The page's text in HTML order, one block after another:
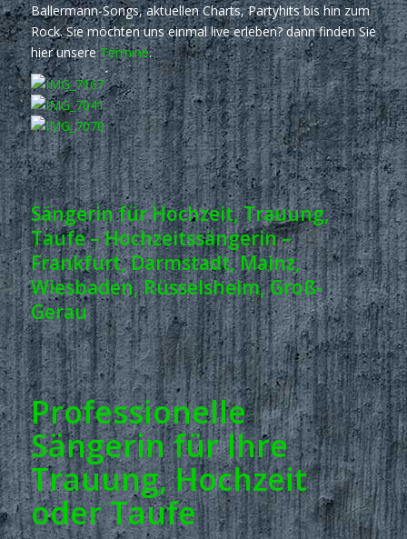
Ballermann-Songs, aktuellen Charts, Partyhits bis hin zum
Rock. Sie möchten uns einmal live erleben? dann finden Sie
hier unsereTermine.
Sängerin für Hochzeit, Trauung,
Taufe – Hochzeitssängerin –
Frankfurt, Darmstadt, Mainz,
Wiesbaden, Rüsselsheim, Groß-
Gerau
Professionelle
Sängerin für Ihre
Trauung, Hochzeit
oder Taufe